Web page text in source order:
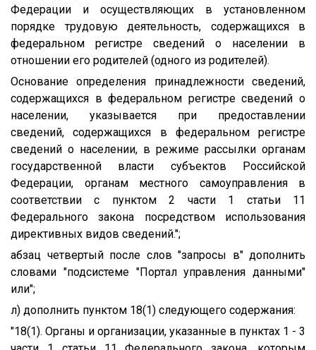
Федерации и осуществляющих в установленном
порядке трудовую деятельность, содержащихся в
федеральном регистре сведений о населении в
отношении его родителей (одного из родителей).
Основание определения принадлежности сведений,
содержащихся в федеральном регистре сведений о
населении, указывается при предоставлении
сведений, содержащихся в федеральном регистре
сведений о населении, в режиме рассылки органам
государственной власти субъектов Российской
Федерации, органам местного самоуправления в
соответствии с пунктом 2 части 1 статьи 11
Федерального закона посредством использования
директивных видов сведений.";
абзац четвертый после слов "запросы в" дополнить
словами "подсистеме "Портал управления данными"
или";
л) дополнить пунктом 18(1) следующего содержания:
"18(1). Органы и организации, указанные в пунктах 1 - 3